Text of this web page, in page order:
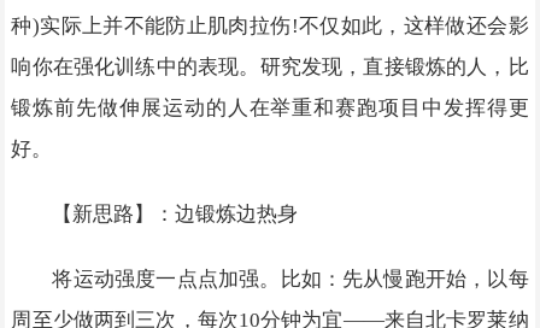
种)实际上并不能防止肌肉拉伤!不仅如此，这样做还会影
响你在强化训练中的表现。研究发现，直接锻炼的人，比
锻炼前先做伸展运动的人在举重和赛跑项目中发挥得更
好。
【新思路】：边锻炼边热身
将运动强度一点点加强。比如：先从慢跑开始，以每
周至少做两到三次，每次10分钟为宜——来自北卡罗莱纳